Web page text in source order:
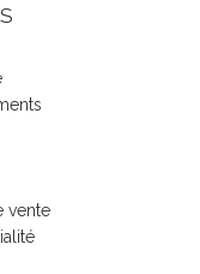
vente